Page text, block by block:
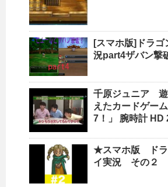
[スマホ版]ドラゴ
況part4ザバン撃
千原ジュニア 遊
えたカードゲー
7！」 腕時計 HD
★スマホ版 ド
イ実況 その２